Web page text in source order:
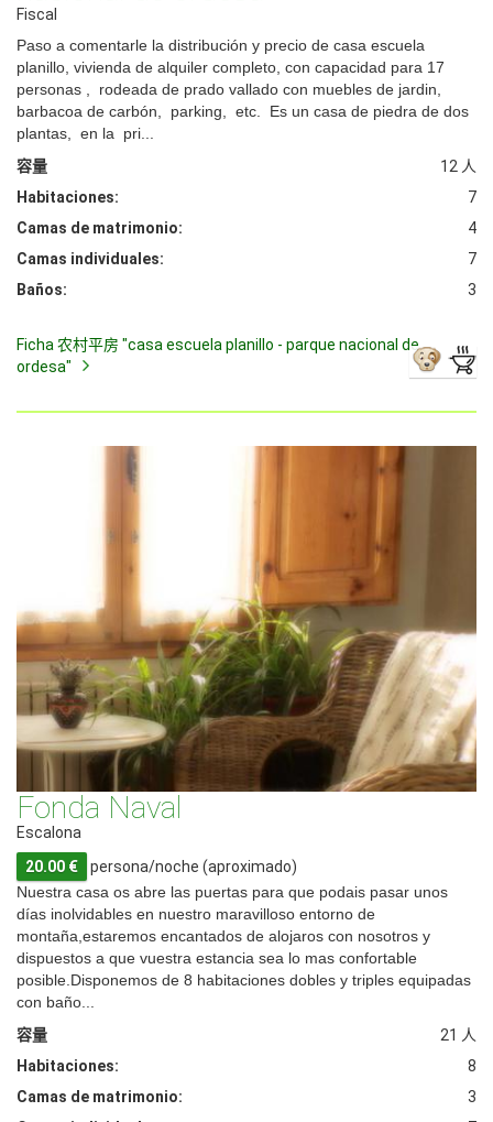
Fiscal
Paso a comentarle la distribución y precio de casa escuela
planillo, vivienda de alquiler completo, con capacidad para 17
personas , rodeada de prado vallado con muebles de jardin,
barbacoa de carbón, parking, etc. Es un casa de piedra de dos
plantas, en la pri...
容量
12 人
Habitaciones:
7
Camas de matrimonio:
4
Camas individuales:
7
Baños:
3
Ficha 农村平房 "casa escuela planillo - parque nacional de
ordesa"
Fonda Naval
Escalona
20.00 €
persona/noche (aproximado)
Nuestra casa os abre las puertas para que podais pasar unos
días inolvidables en nuestro maravilloso entorno de
montaña,estaremos encantados de alojaros con nosotros y
dispuestos a que vuestra estancia sea lo mas confortable
posible.Disponemos de 8 habitaciones dobles y triples equipadas
con baño...
容量
21 人
Habitaciones:
8
Camas de matrimonio:
3